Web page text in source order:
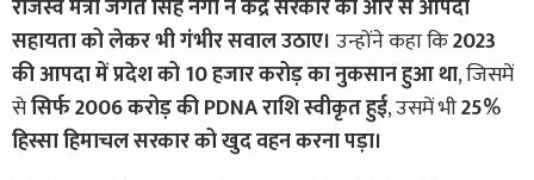
राजस्व मंत्री जगत सिंह नेगी ने केंद्र सरकार की ओर से आपदा
सहायता को लेकर भी गंभीर सवाल उठाए। उन्होंने कहा कि2023
की आपदा में प्रदेश को 10 हजार करोड़ का नुकसान हुआ था, जिसमें
सेसिर्फ 2006 करोड़ की PDNA राशि स्वीकृत हुई, उसमें भी25%
हिस्सा हिमाचल सरकार को खुद वहन करना पड़ा।